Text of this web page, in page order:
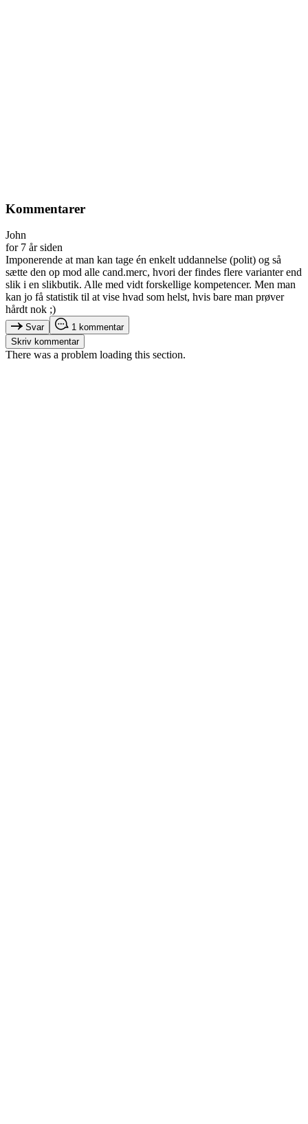
Kommentarer
John
for 7 år siden
Imponerende at man kan tage én enkelt uddannelse (polit) og så
sætte den op mod alle cand.merc, hvori der findes flere varianter end
slik i en slikbutik. Alle med vidt forskellige kompetencer. Men man
kan jo få statistik til at vise hvad som helst, hvis bare man prøver
hårdt nok ;)
Svar
1 kommentar
Skriv kommentar
There was a problem loading this section.